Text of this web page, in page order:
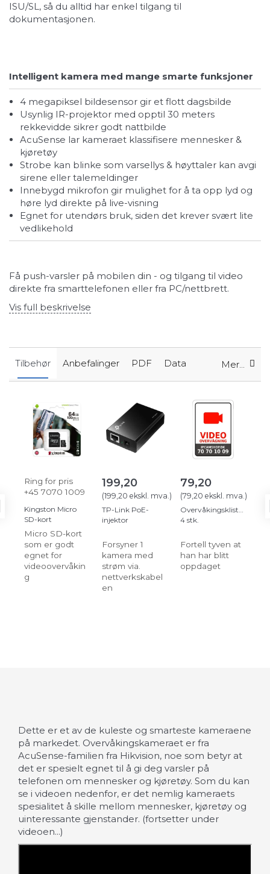
ISU/SL, så du alltid har enkel tilgang til
dokumentasjonen.
Intelligent kamera med mange smarte funksjoner
4 megapiksel bildesensor gir et flott dagsbilde
usynlig IR-projektor med opptil 30 meters
rekkevidde sikrer godt nattbilde
AcuSense lar kameraet klassifisere mennesker &
kjøretøy
strobe kan blinke som varsellys & høyttaler kan avgi
sirene eller talemeldinger
innebygd mikrofon gir mulighet for å ta opp lyd og
høre lyd direkte på live-visning
egnet for utendørs bruk, siden det krever svært lite
vedlikehold
Få push-varsler på mobilen din - og tilgang til video
direkte fra smarttelefonen eller fra PC/nettbrett.
Vis full beskrivelse
Mer...
Tilbehør Anbefalinger PDF Data
Ring for pris
+45 7070 1009
Kingston Micro
SD-kort
Micro SD-kort
som er godt
egnet for
videoovervåkin
g
199,20
(199,20 ekskl. mva.)
TP-Link PoE-
injektor
Forsyner 1
kamera med
strøm via.
nettverkskabel
en
79,20
(79,20 ekskl. mva.)
Overvåkingsklistremerker
4 stk.
Fortell tyven at
han har blitt
oppdaget
Dette er et av de kuleste og smarteste kameraene
på markedet. Overvåkingskameraet er fra
AcuSense-familien fra Hikvision, noe som betyr at
det er spesielt egnet til å gi deg varsler på
telefonen om mennesker og kjøretøy. Som du kan
se i videoen nedenfor, er det nemlig kameraets
spesialitet å skille mellom mennesker, kjøretøy og
uinteressante gjenstander. (fortsetter under
videoen...)